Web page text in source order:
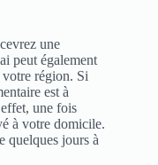
une
peut également
région. Si
est à
une fois
à votre domicile.
quelques jours à